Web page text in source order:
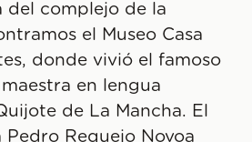
del complejo de la
el Museo Casa
donde vivió el famoso
en lengua
de La Mancha. El
Requejo Novoa